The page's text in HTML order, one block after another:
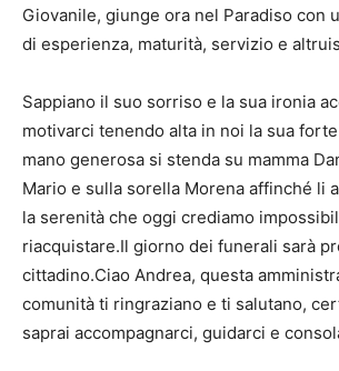
Giovanile, giunge ora nel Paradiso con
di esperienza, maturità, servizio e
Sappiano il suo sorriso e la sua ironia
motivarci tenendo alta in noi la sua
mano generosa si stenda su mamma
Mario e sulla sorella Morena affinché li
la serenità che oggi crediamo
riacquistare.Il giorno dei funerali sarà
cittadino.Ciao Andrea, questa
comunità ti ringraziano e ti salutano,
saprai accompagnarci, guidarci e